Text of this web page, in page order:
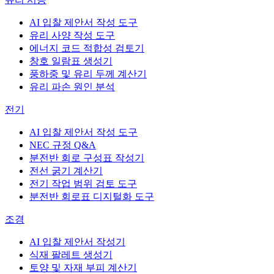
AI 입찰 제안서 작성 도구
유리 사양 작성 도구
에너지 코드 적합성 검토기
창호 일람표 생성기
풍하중 및 유리 두께 계산기
유리 파손 원인 분석
전기
AI 입찰 제안서 작성 도구
NEC 규정 Q&A
분전반 회로 구성표 작성기
전선 굵기 계산기
전기 작업 범위 검토 도구
분전반 회로표 디지털화 도구
조경
AI 입찰 제안서 작성기
식재 팔레트 생성기
토양 및 자재 부피 계산기